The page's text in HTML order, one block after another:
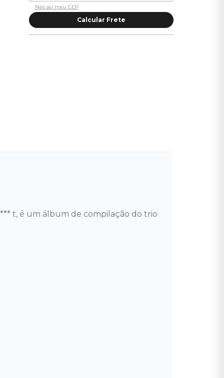
Não sei meu CEP
t, é um álbum de compilação do trio